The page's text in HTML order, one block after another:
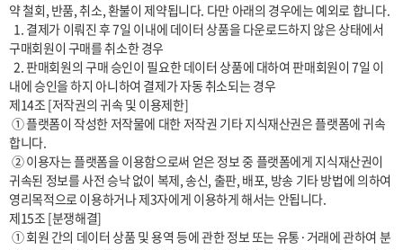
약 철회, 반품, 취소, 환불이 제약됩니다. 다만 아래의 경우에는 예외로 합니다.
구매회원이 구매를 취소한 경우
  2. 판매회원의 구매 승인이 필요한 데이터 상품에 대하여 판매회원이 7일 이
내에 승인을 하지 아니하여 결제가 자동 취소되는 경우
제14조 [저작권의 귀속 및 이용제한]
합니다.
귀속된 정보를 사전 승낙 없이 복제, 송신, 출판, 배포, 방송 기타 방법에 의하여
영리목적으로 이용하거나 제3자에게 이용하게 해서는 안됩니다.
제15조 [분쟁해결]